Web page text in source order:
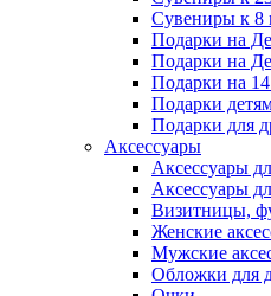
Сувениры к 8
Подарки на
Подарки на
Подарки на
Подарки
Подарки для
Аксессуары
Аксессуары
Аксессуары
Визитницы,
Женские
Мужские
Обложки для